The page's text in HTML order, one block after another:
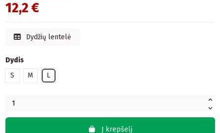
12,2 €
Dydžių lentelė
Dydis
S
M L
Į krepšelį